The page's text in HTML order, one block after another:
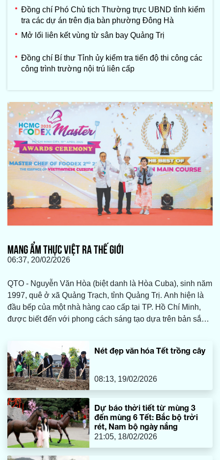
Đồng chí Phó Chủ tịch Thường trực UBND tỉnh kiểm
tra các dự án trên địa bàn phường Đông Hà
Mở lối liên kết vùng từ sân bay Quảng Trị
Đồng chí Bí thư Tỉnh ủy kiểm tra tiến độ thi công các
công trình trường nội trú liên cấp
MANG ẨM THỰC VIỆT RA THẾ GIỚI
06:37, 20/02/2026
QTO - Nguyễn Văn Hòa (biệt danh là Hòa Cuba), sinh năm
1997, quê ở xã Quảng Trạch, tỉnh Quảng Trị. Anh hiện là
đầu bếp của một nhà hàng cao cấp tại TP. Hồ Chí Minh,
được biết đến với phong cách sáng tạo dựa trên bản sắc
chương vàng hạng mục Đội quốc gia tại Culinary Olympic
2025 ở Arezzo (Ý).
Nét đẹp văn hóa Tết trồng cây
08:13, 19/02/2026
Dự báo thời tiết từ mùng 3
đến mùng 6 Tết: Bắc bộ trời
rét, Nam bộ ngày nắng
21:05, 18/02/2026